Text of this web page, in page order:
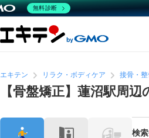
エキテン リラク・ボディケア 接骨・
【骨盤矯正】蓮沼駅周
検
無料診断